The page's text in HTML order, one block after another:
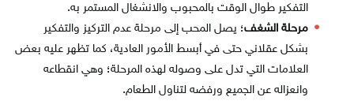
التفكير طوال الوقت بالمحبوب والانشغال المستمر به.
مرحلة الشغف؛ يصل المحب إلى مرحلة عدم التركيز والتفكير
بشكل عقلاني حتى في أبسط الأمور العادية، كما تظهر عليه بعض
العلامات التي تدل على وصوله لهذه المرحلة؛ وهي انقطاعه
وانعزاله عن الجميع ورفضه لتناول الطعام.